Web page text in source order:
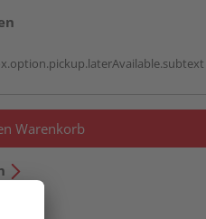
Warenkorb